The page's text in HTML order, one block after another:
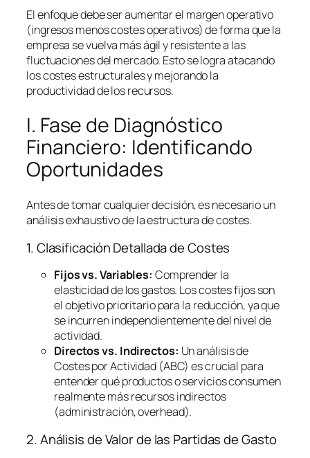
El enfoque debe ser aumentar el margen operativo
(ingresos menos costes operativos) de forma que la
empresa se vuelva más ágil y resistente a las
fluctuaciones del mercado. Esto se logra atacando
los costes estructurales y mejorando la
productividad de los recursos.
I. Fase de Diagnóstico
Financiero: Identificando
Oportunidades
Antes de tomar cualquier decisión, es necesario un
análisis exhaustivo de la estructura de costes.
1. Clasificación Detallada de Costes
Fijos vs. Variables: Comprender la
elasticidad de los gastos. Los costes fijos son
el objetivo prioritario para la reducción, ya que
se incurren independientemente del nivel de
actividad.
Directos vs. Indirectos: Un análisis de
Costes por Actividad (ABC) es crucial para
entender qué productos o servicios consumen
realmente más recursos indirectos
(administración,overhead).
2. Análisis de Valor de las Partidas de Gasto